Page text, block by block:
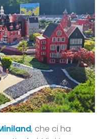
, che ci ha